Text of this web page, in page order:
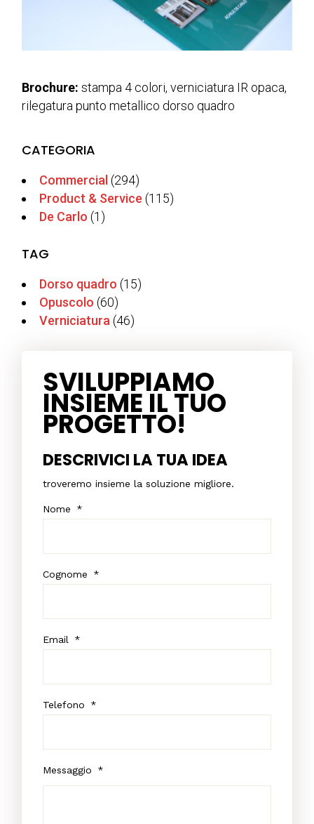
Brochure: stampa 4 colori,verniciatura IR opaca,
rilegatura punto metallico dorso quadro
CATEGORIA
Commercial (294)
Product & Service (115)
De Carlo (1)
TAG
Dorso quadro (15)
Opuscolo (60)
Verniciatura (46)
SVILUPPIAMO
INSIEME IL TUO
PROGETTO!
DESCRIVICI LA TUA IDEA
troveremo insieme la soluzione migliore.
Nome *
Cognome *
Email *
Telefono *
Messaggio *